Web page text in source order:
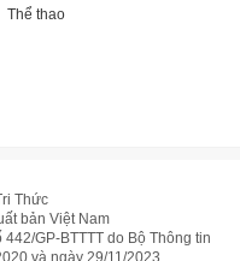
Thể thao
Thức
bản Việt Nam
GP-BTTTT do Bộ Thông tin
và ngày 29/11/2023